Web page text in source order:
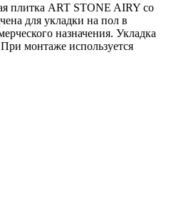
плитка ART STONE AIRY со
для укладки на пол в
назначения. Укладка
монтаже используется